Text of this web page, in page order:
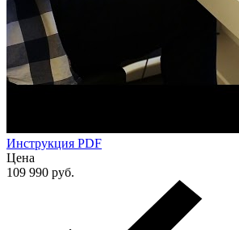
Инструкция PDF
Цена
109 990 руб.